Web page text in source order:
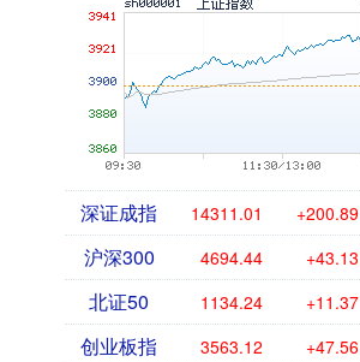
深证成指 14311.01 +200.89
沪深300 4694.44 +43.13
北证50 1134.24 +11.37
创业板指 3563.12 +47.56